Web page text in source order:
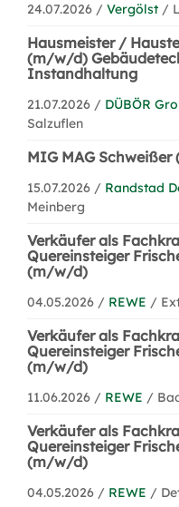
24.07.2026 / Vergölst /
Hausmeister /
(m/w/d)
Instandhaltung
21.07.2026 / DÜBÖR
Salzuflen
MIG MAG
15.07.2026 / Randstad
Meinberg
Verkäufer als
Quereinsteiger
(m/w/d)
04.05.2026 / REWE /
Verkäufer als
Quereinsteiger
(m/w/d)
11.06.2026 / REWE /
Verkäufer als
Quereinsteiger
(m/w/d)
04.05.2026 / REWE /